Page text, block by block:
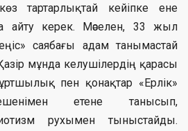
тартарлықтай кейіпке ене
айту керек. Мәселен, 33 жыл
саябағы адам танымастай
мұнда келушілердің қарасы
пен қонақтар «Ерлік»
етене танысып,
рухымен тыныстайды.